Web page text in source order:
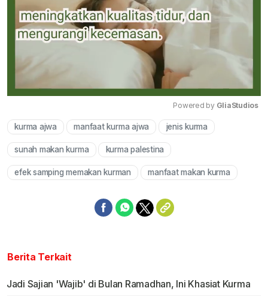
Powered by GliaStudios
kurma ajwa manfaat kurma ajwa jenis kurma
sunah makan kurma kurma palestina
efek samping memakan kurman manfaat makan kurma
Berita Terkait
Jadi Sajian 'Wajib' di Bulan Ramadhan, Ini Khasiat Kurma